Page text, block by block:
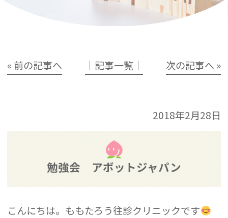
« 前の記事へ │記事一覧│ 次の記事へ »
2018年2月28日
勉強会 アボットジャパン
こんにちは。ももたろう往診クリニックです